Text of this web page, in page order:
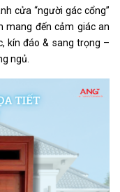
cửa “người gác cổng”
mang đến cảm giác an
kín đáo & sang trọng –
ngủ.